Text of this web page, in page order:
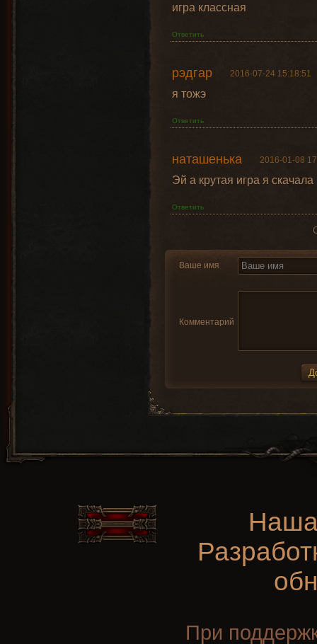
игра классная
Ответить
рэдгар 2016-07-24 15:18:51
я тожэ
Ответить
наташенька 2016-01-08
Эй а крутая игра я
Ответить
Ваше имя
Комментарий
При